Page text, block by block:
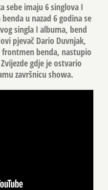
sebe imaju 6 singlova I
u nazad 6 godina se
singla I albuma, bend
pjevač Dario Duvnjak,
benda, nastupio
gdje je ostvario
završnicu showa.